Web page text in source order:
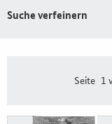
Suche verfeinern
Seite 1